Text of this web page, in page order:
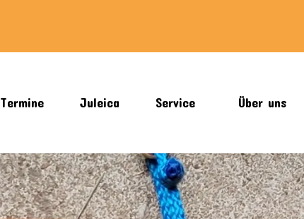
Termine Juleica Service Über uns